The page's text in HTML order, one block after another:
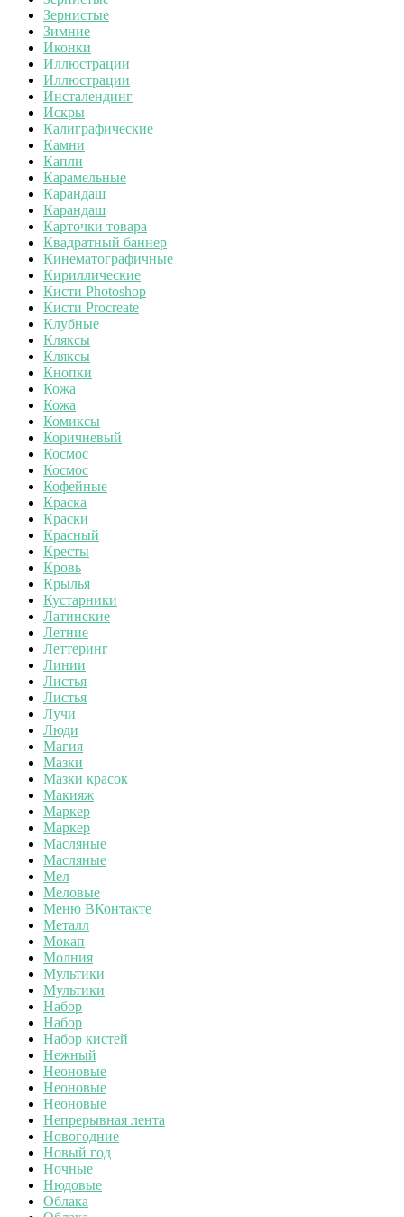
Зернистые
Зимние
Иконки
Иллюстрации
Иллюстрации
Инсталендинг
Искры
Калиграфические
Камни
Капли
Карамельные
Карандаш
Карандаш
Карточки товара
Квадратный баннер
Кинематографичные
Кириллические
Кисти Photoshop
Кисти Procreate
Клубные
Кляксы
Кляксы
Кнопки
Кожа
Кожа
Комиксы
Коричневый
Космос
Космос
Кофейные
Краска
Краски
Красный
Кресты
Кровь
Крылья
Кустарники
Латинские
Летние
Леттеринг
Линии
Листья
Листья
Лучи
Люди
Магия
Мазки
Мазки красок
Макияж
Маркер
Маркер
Масляные
Масляные
Мел
Меловые
Меню ВКонтакте
Металл
Мокап
Молния
Мультики
Мультики
Набор
Набор
Набор кистей
Нежный
Неоновые
Неоновые
Неоновые
Непрерывная лента
Новогодние
Новый год
Ночные
Нюдовые
Облака